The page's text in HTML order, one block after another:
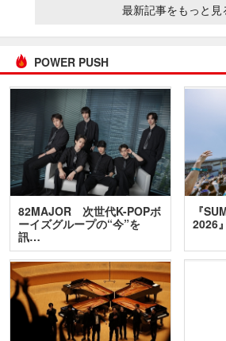
最新記事をもっと見
POWER PUSH
82MAJOR 次世代K-POPボ
ーイズグループの“今”を
訊…
『
2026